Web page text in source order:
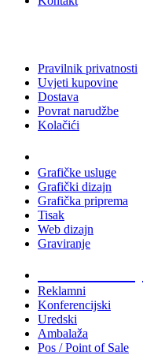
Pravilnik privatnosti
Uvjeti kupovine
Dostava
Povrat narudžbe
Kolačići
Grafičke usluge
Grafički dizajn
Grafička priprema
Tisak
Web dizajn
Graviranje
Reklamni
Konferencijski
Uredski
Ambalaža
Pos / Point of Sale